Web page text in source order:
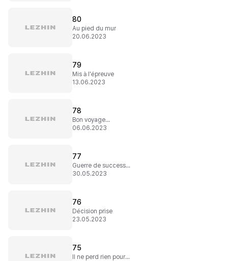
80
Au pied du mur
20.06.2023
79
Mis à l'épreuve
13.06.2023
78
Bon voyage...
06.06.2023
77
Guerre de succession
30.05.2023
76
Décision prise
23.05.2023
75
Il ne perd rien pour attendre !